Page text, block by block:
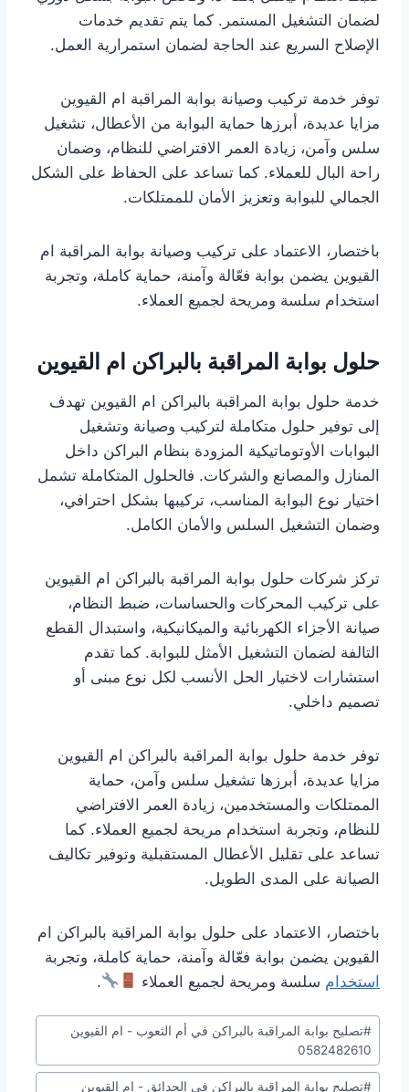
لضمان التشغيل المستمر. كما يتم تقديم خدمات
الإصلاح السريع عند الحاجة لضمان استمرارية العمل.
توفر خدمة تركيب وصيانة بوابة المراقبة ام القيوين
مزايا عديدة، أبرزها حماية البوابة من الأعطال، تشغيل
سلس وآمن، زيادة العمر الافتراضي للنظام، وضمان
راحة البال للعملاء. كما تساعد على الحفاظ على الشكل
الجمالي للبوابة وتعزيز الأمان للممتلكات.
باختصار، الاعتماد على تركيب وصيانة بوابة المراقبة ام
القيوين يضمن بوابة فعّالة وآمنة، حماية كاملة، وتجربة
استخدام سلسة ومريحة لجميع العملاء.
حلول بوابة المراقبة بالبراكن ام القيوين
خدمة حلول بوابة المراقبة بالبراكن ام القيوين تهدف
إلى توفير حلول متكاملة لتركيب وصيانة وتشغيل
البوابات الأوتوماتيكية المزودة بنظام البراكن داخل
المنازل والمصانع والشركات. فالحلول المتكاملة تشمل
اختيار نوع البوابة المناسب، تركيبها بشكل احترافي،
وضمان التشغيل السلس والأمان الكامل.
تركز شركات حلول بوابة المراقبة بالبراكن ام القيوين
على تركيب المحركات والحساسات، ضبط النظام،
صيانة الأجزاء الكهربائية والميكانيكية، واستبدال القطع
التالفة لضمان التشغيل الأمثل للبوابة. كما تقدم
استشارات لاختيار الحل الأنسب لكل نوع مبنى أو
تصميم داخلي.
توفر خدمة حلول بوابة المراقبة بالبراكن ام القيوين
مزايا عديدة، أبرزها تشغيل سلس وآمن، حماية
الممتلكات والمستخدمين، زيادة العمر الافتراضي
للنظام، وتجربة استخدام مريحة لجميع العملاء. كما
تساعد على تقليل الأعطال المستقبلية وتوفير تكاليف
الصيانة على المدى الطويل.
باختصار، الاعتماد على حلول بوابة المراقبة بالبراكن ام
القيوين يضمن بوابة فعّالة وآمنة، حماية كاملة، وتجربة
استخدام سلسة ومريحة لجميع العملاء .
وسوم
المقال:
#تصليح بوابة المراقبة بالبراكن في أم الثعوب - ام القيوين
0582482610
#تصليح بوابة المراقبة بالبراكن في الحدائق - ام القيوين